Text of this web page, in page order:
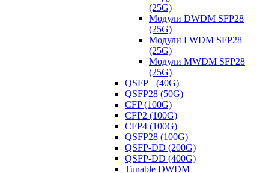
(25G)
Модули DWDM SFP28
(25G)
Модули LWDM SFP28
(25G)
Модули MWDM SFP28
(25G)
QSFP+ (40G)
QSFP28 (50G)
CFP (100G)
CFP2 (100G)
CFP4 (100G)
QSFP28 (100G)
QSFP-DD (200G)
QSFP-DD (400G)
Tunable DWDM